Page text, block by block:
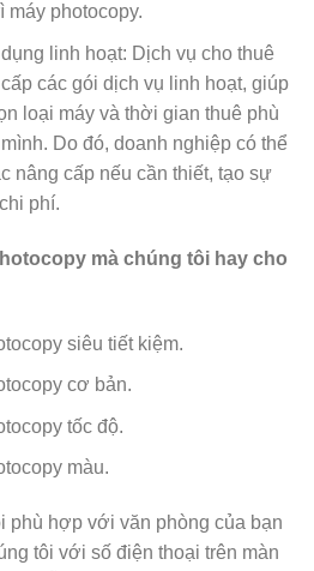
máy photocopy.
linh hoạt: Dịch vụ cho thuê
các gói dịch vụ linh hoạt, giúp
loại máy và thời gian thuê phù
Do đó, doanh nghiệp có thể
nâng cấp nếu cần thiết, tạo sự
phí.
mà chúng tôi hay cho
siêu tiết kiệm.
cơ bản.
tốc độ.
màu.
phù hợp với văn phòng của bạn
tôi với số điện thoại trên màn